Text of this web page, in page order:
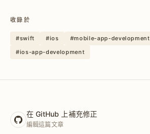
收錄於
#swift #ios #mobile-app-development
#ios-app-development
在 GitHub 上補充修正
編輯這篇文章